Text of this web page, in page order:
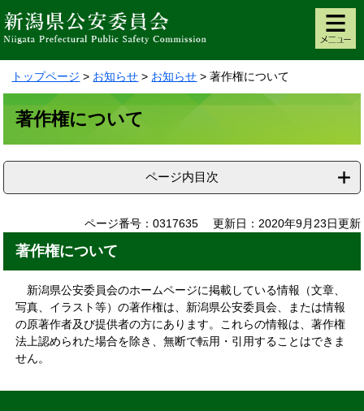
ー
ジ
の
頭
す。
ニ
ュ
ー
飛
て
本
へ
トップページ > お知らせ > お知らせ >著作権について
著作権について
ページ内目次
ページ番号：0317635 更新日：2020年9月23日更新
著作権について
新潟県公安委員会のホームページに掲載している情報（文章、
写真、イラスト等）の著作権は、新潟県公安委員会、または情報
の原著作者及び提供者の方にあります。これらの情報は、著作権
法上認められた場合を除き、無断で転用・引用することはできま
せん。